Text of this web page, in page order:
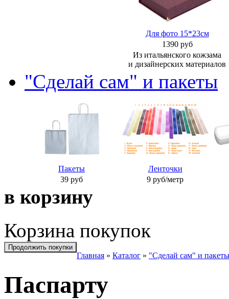
Для фото 15*23см
1390 руб
Из итальянского кожзама
и дизайнерских материалов
"Сделай сам" и пакеты
Пакеты Ленточки
39 руб
9 руб/метр
в корзину
Корзина покупок
Продолжить покупки
Главная » Каталог » "Сделай сам" и пакеты
Паспарту